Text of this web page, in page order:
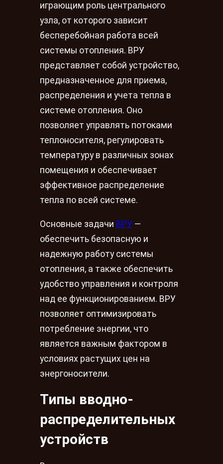
играющим роль центрального
узла, от которого зависит
бесперебойная работа всей
системы отопления. ВРУ
представляет собой устройство,
предназначенное для приема,
распределения и учета тепла в
системе отопления. Оно
позволяет управлять потоками
теплоносителя, регулировать
температуру в различных зонах
помещения и обеспечивает
эффективное распределение
тепла по всей системе.
Основные задачи ВРУ —
обеспечить безопасную и
надежную работу системы
отопления, а также обеспечить
удобство управления и контроля
над ее функционированием. ВРУ
позволяет оптимизировать
потребление энергии, что
является важным фактором в
условиях растущих цен на
энергоносители.
Типы вводно-
распределительных
устройств